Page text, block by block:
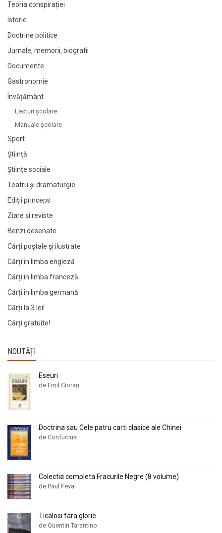
Teoria conspirației
Istorie
Doctrine politice
Jurnale, memorii, biografii
Documente
Gastronomie
Învățământ
Lecturi şcolare
Manuale şcolare
Sport
Știință
Științe sociale
Teatru și dramaturgie
Ediții princeps
Ziare şi reviste
Benzi desenate
Cărți poștale și ilustrate
Cărți în limba engleză
Cărți în limba franceză
Cărți în limba germană
Cărți la 3 lei!
Cărți gratuite!
NOUTĂȚI
Eseuri
de Emil Cioran
Doctrina sau Cele patru carti clasice ale Chinei
de Confucius
Colectia completa Fracurile Negre (8 volume)
de Paul Feval
Ticalosi fara glorie
de Quentin Tarantino